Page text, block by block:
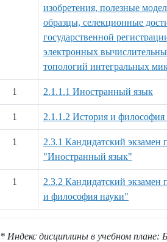
изобретения, полезные
образцы, селекционные
государственной
электронных
топологий интегральных
1 2.1.1.1 Иностранный язык
1 2.1.1.2 История и философия
1
2.3.1 Кандидатский экзамен
"Иностранный язык"
1
2.3.2 Кандидатский
и философия науки"
* Индекс дисциплины в учебном плане: